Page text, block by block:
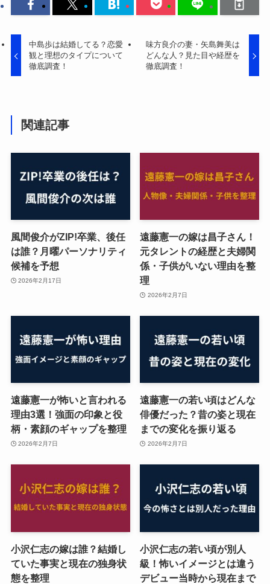
中島歩は結婚してる？恋愛
観と理想のタイプについて
徹底調査！
味方良介の妻・矢島舞美は
どんな人？見た目や経歴を
徹底調査！
関連記事
風間俊介がZIP!卒業、後任
は誰？月曜パーソナリティ
候補を予想
2026年2月17日
遠藤憲一の嫁は昌子さん！
元タレントの経歴と夫婦関
係・子供がいない理由を整
理
2026年2月7日
遠藤憲一が怖いと言われる
理由3選！強面の印象と役
柄・素顔のギャップを整理
2026年2月7日
遠藤憲一の若い頃はどんな
俳優だった？昔の姿と現在
までの変化を振り返る
2026年2月7日
小沢仁志の嫁は誰？結婚し
ていた事実と現在の独身状
態を整理
小沢仁志の若い頃が別人
級！怖いイメージとは違う
デビュー当時から現在まで